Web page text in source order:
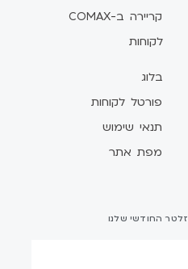
קריירה ב-COMAX
לקוחות
בלוג
פורטל לקוחות
תנאי שימוש
מפת אתר
החודשי שלנו